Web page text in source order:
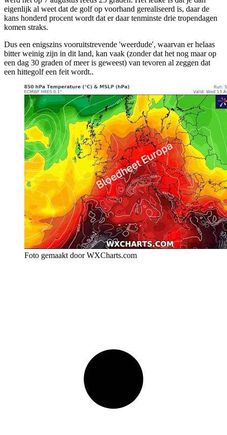
eigenlijk al weet dat de golf op voorhand gerealiseerd is, daar de
kans honderd procent wordt dat er daar tenminste drie tropendagen
komen straks.
Dus een enigszins vooruitstrevende 'weerdude', waarvan er helaas
bitter weinig zijn in dit land, kan vaak (zonder dat het nog maar op
een dag 30 graden of meer is geweest) van tevoren al zeggen dat
een hittegolf een feit wordt..
Foto gemaakt door WXCharts.com